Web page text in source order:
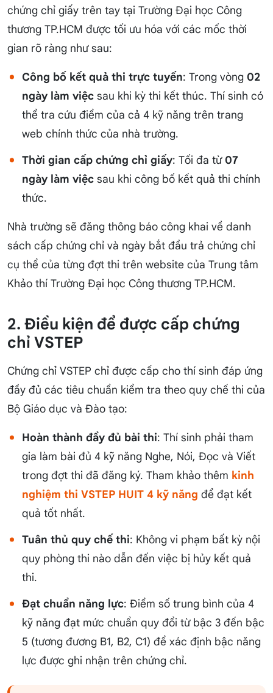
chứng chỉ giấy trên tay tại Trường Đại học Công
thương TP.HCM được tối ưu hóa với các mốc thời
gian rõ ràng như sau:
Công bố kết quả thi trực tuyến: Trong vòng 02
ngày làm việc sau khi kỳ thi kết thúc. Thí sinh có
thể tra cứu điểm của cả 4 kỹ năng trên trang
web chính thức của nhà trường.
Thời gian cấp chứng chỉ giấy: Tối đa từ07
ngày làm việc sau khi công bố kết quả thi chính
thức.
Nhà trường sẽ đăng thông báo công khai về danh
sách cấp chứng chỉ và ngày bắt đầu trả chứng chỉ
cụ thể của từng đợt thi trên website của Trung tâm
Khảo thí Trường Đại học Công thương TP.HCM.
2. Điều kiện để được cấp chứng
chỉ VSTEP
Chứng chỉ VSTEP chỉ được cấp cho thí sinh đáp ứng
đầy đủ các tiêu chuẩn kiểm tra theo quy chế thi của
Bộ Giáo dục và Đào tạo:
Hoàn thành đầy đủ bài thi: Thí sinh phải tham
gia làm bài đủ 4 kỹ năng Nghe, Nói, Đọc và Viết
trong đợt thi đã đăng ký. Tham khảo thêm kinh
nghiệm thi VSTEP HUIT 4 kỹ năng để đạt kết
quả tốt nhất.
Tuân thủ quy chế thi: Không vi phạm bất kỳ nội
quy phòng thi nào dẫn đến việc bị hủy kết quả
thi.
Đạt chuẩn năng lực: Điểm số trung bình của 4
kỹ năng đạt mức chuẩn quy đổi từ bậc 3 đến bậc
5 (tương đương B1, B2, C1) để xác định bậc năng
lực được ghi nhận trên chứng chỉ.